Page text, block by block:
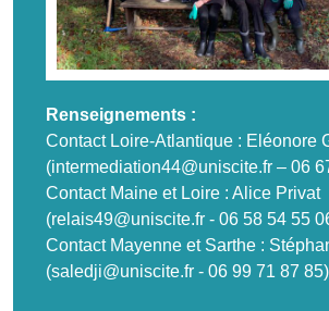
Renseignements :
Contact Loire-Atlantique : Eléonore
(intermediation44@uniscite.fr – 06
Contact Maine et Loire : Alice Privat
(relais49@uniscite.fr - 06 58 54 55
Contact Mayenne et Sarthe :
(saledji@uniscite.fr - 06 99 71 87 85)